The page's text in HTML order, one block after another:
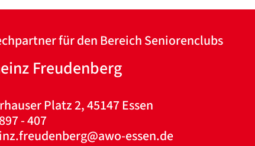
für den Bereich Seniorenclubs
Freudenberg
Platz 2, 45147 Essen
- 407
essen.de
ZURÜCK
Google Datenschutzerklärung
Übersetzen
/
ZURÜCK